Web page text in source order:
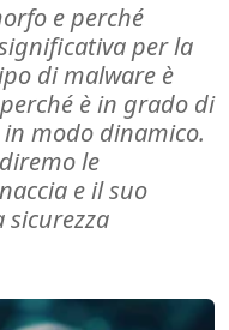
e perché
per la
di malware è
è in grado di
modo dinamico.
le
e il suo